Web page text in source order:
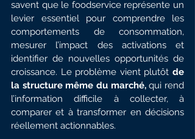
savent que le foodservice représente un
levier essentiel pour comprendre les
comportements de consommation,
mesurer l’impact des activations et
identifier de nouvelles opportunités de
croissance. Le problème vient plutôt de
la structure même du marché, qui rend
l’information difficile à collecter, à
comparer et à transformer en décisions
réellement actionnables.